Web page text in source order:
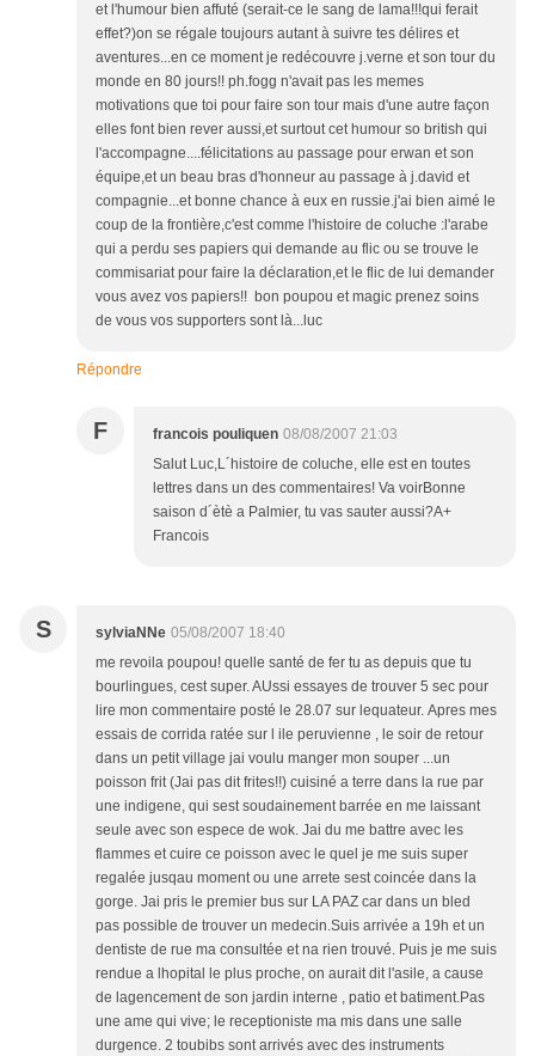
et l'humour bien affuté (serait-ce le sang de lama!!!qui ferait
effet?)on se régale toujours autant à suivre tes délires et
aventures...en ce moment je redécouvre j.verne et son tour du
monde en 80 jours!! ph.fogg n'avait pas les memes
motivations que toi pour faire son tour mais d'une autre façon
elles font bien rever aussi,et surtout cet humour so british qui
l'accompagne....félicitations au passage pour erwan et son
équipe,et un beau bras d'honneur au passage à j.david et
compagnie...et bonne chance à eux en russie.j'ai bien aimé le
coup de la frontière,c'est comme l'histoire de coluche :l'arabe
qui a perdu ses papiers qui demande au flic ou se trouve le
commisariat pour faire la déclaration,et le flic de lui demander
vous avez vos papiers!! bon poupou et magic prenez soins
de vous vos supporters sont là...luc
Répondre
F francois pouliquen 08/08/2007 21:03
Salut Luc,L´histoire de coluche, elle est en toutes
lettres dans un des commentaires! Va voirBonne
saison d´ètè a Palmier, tu vas sauter aussi?A+
Francois
S sylviaNNe 05/08/2007 18:40
me revoila poupou! quelle santé de fer tu as depuis que tu
bourlingues, cest super. AUssi essayes de trouver 5 sec pour
lire mon commentaire posté le 28.07 sur lequateur. Apres mes
essais de corrida ratée sur l ile peruvienne , le soir de retour
dans un petit village jai voulu manger mon souper ...un
poisson frit (Jai pas dit frites!!) cuisiné a terre dans la rue par
une indigene, qui sest soudainement barrée en me laissant
seule avec son espece de wok. Jai du me battre avec les
flammes et cuire ce poisson avec le quel je me suis super
regalée jusqau moment ou une arrete sest coincée dans la
gorge. Jai pris le premier bus sur LA PAZ car dans un bled
pas possible de trouver un medecin.Suis arrivée a 19h et un
dentiste de rue ma consultée et na rien trouvé. Puis je me suis
rendue a lhopital le plus proche, on aurait dit l'asile, a cause
de lagencement de son jardin interne , patio et batiment.Pas
une ame qui vive; le receptioniste ma mis dans une salle
durgence. 2 toubibs sont arrivés avec des instruments